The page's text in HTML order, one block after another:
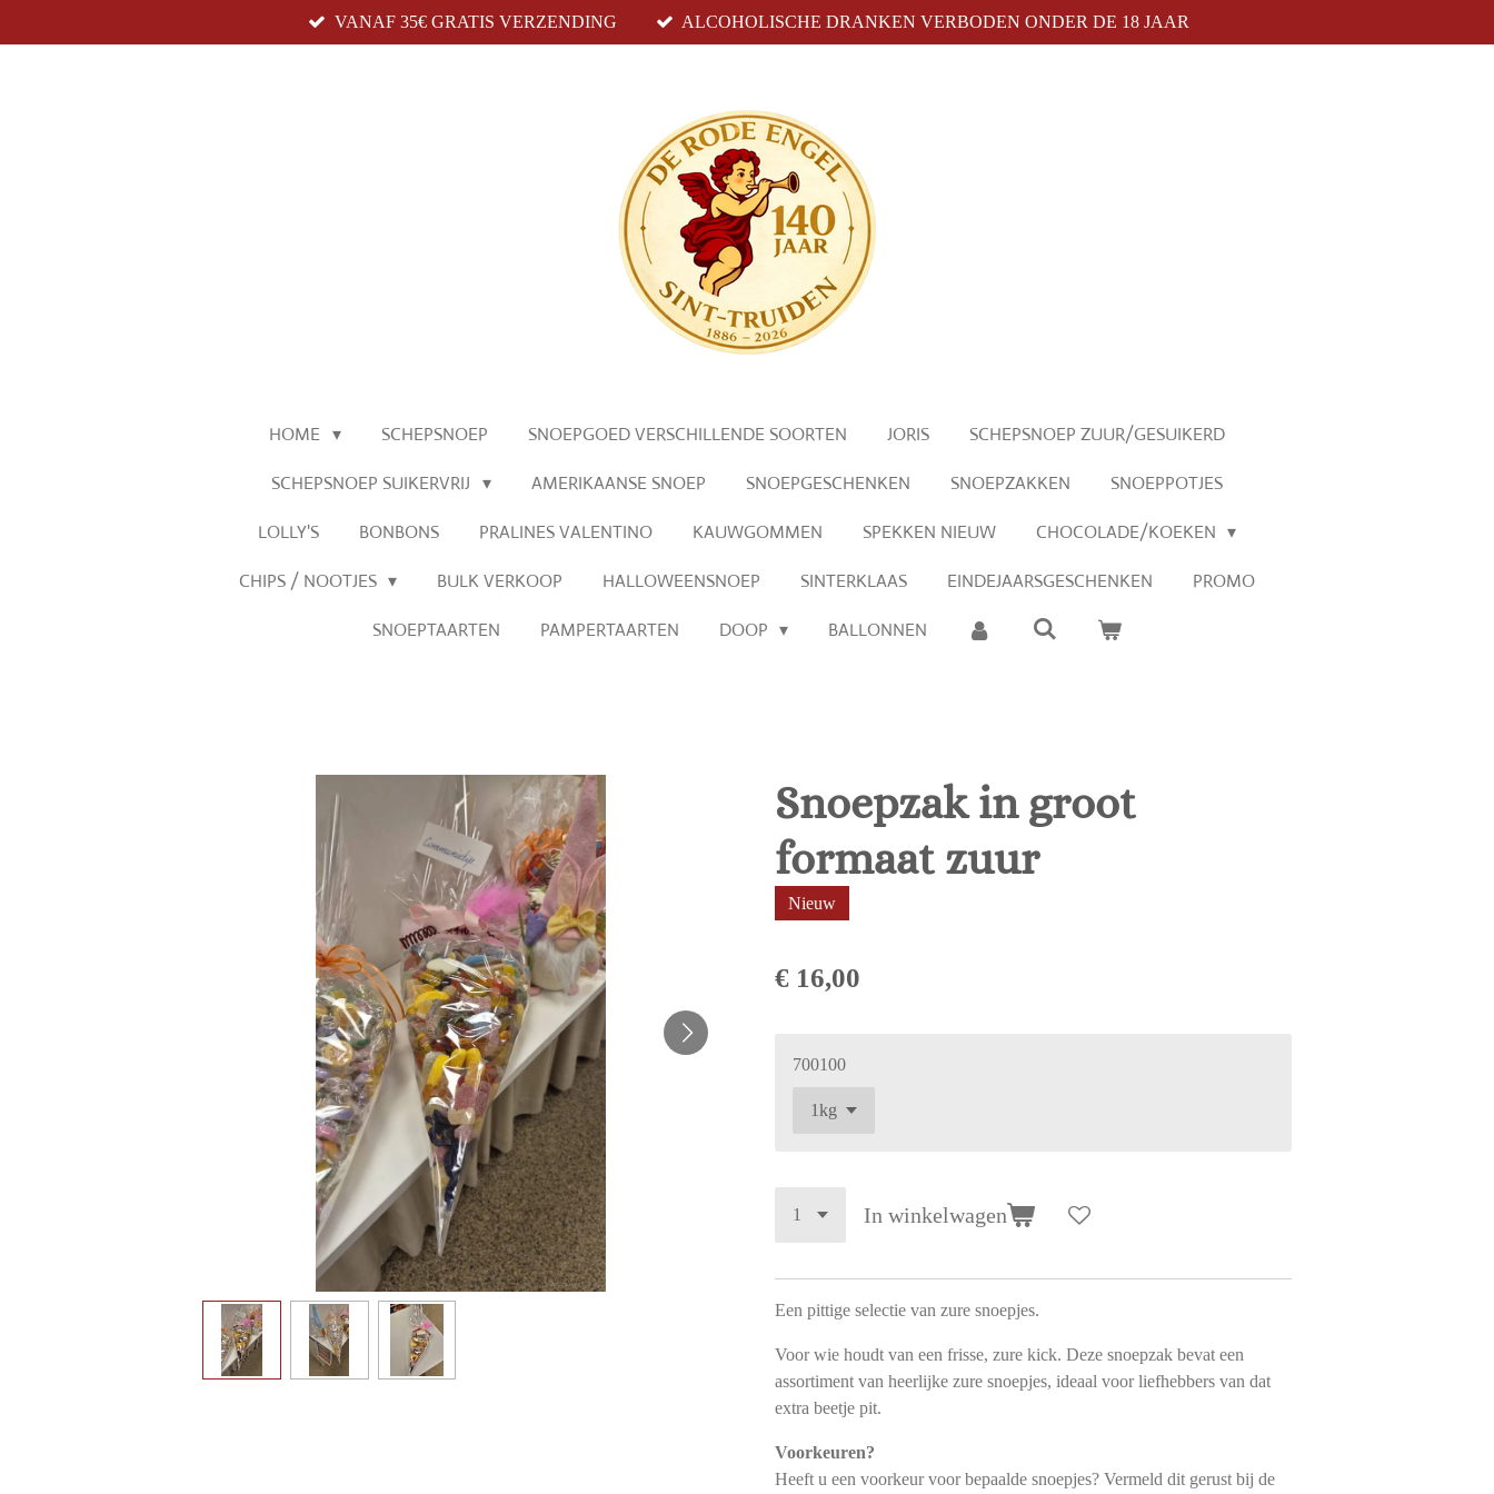
direct
VANAF 35€ GRATIS VERZENDING ALCOHOLISCHE DRANKEN VERBODEN ONDER DE 18 JAAR
HOME SCHEPSNOEP SNOEPGOED VERSCHILLENDE SOORTEN JORIS SCHEPSNOEP ZUUR/GESUIKERD
SCHEPSNOEP SUIKERVRIJ AMERIKAANSE SNOEP SNOEPGESCHENKEN SNOEPZAKKEN SNOEPPOTJES
LOLLY'S BONBONS PRALINES VALENTINO KAUWGOMMEN SPEKKEN NIEUW CHOCOLADE/KOEKEN
CHIPS / NOOTJES BULK VERKOOP HALLOWEENSNOEP SINTERKLAAS EINDEJAARSGESCHENKEN PROMO
SNOEPTAARTEN PAMPERTAARTEN DOOP BALLONNEN
Snoepzak in groot
formaat zuur
Nieuw
€ 16,00
700100
In winkelwagen
Een pittige selectie van zure snoepjes.
Voor wie houdt van een frisse, zure kick. Deze snoepzak bevat een
assortiment van heerlijke zure snoepjes, ideaal voor liefhebbers van dat
extra beetje pit.
Voorkeuren?
Heeft u een voorkeur voor bepaalde snoepjes? Vermeld dit gerust bij de